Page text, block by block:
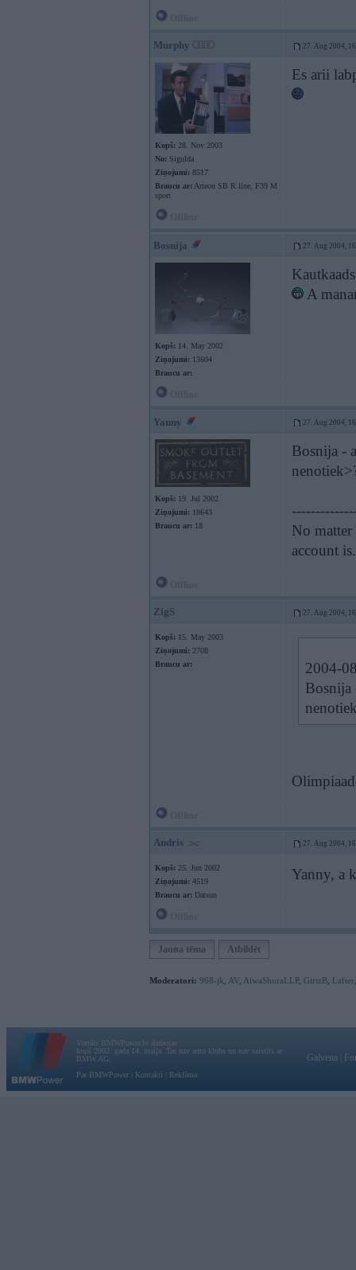
Murphy 27. Aug 2004,
Kopš: 28. Nov 2003
No: Sigulda
Ziņojumi: 8517
Braucu ar: Arteon SB R line, F39 M
sport
Es arii
Bosnija 27. Aug 2004,
Kopš: 14. May 2002
Ziņojumi: 13604
Braucu ar:
A
Yanny 27. Aug 2004,
Kopš: 19. Jul 2002
Ziņojumi: 18643
Braucu ar: 18
Bosnija -
No
account
ZigS 27. Aug 2004,
Kopš: 15. May 2003
Ziņojumi: 2708
Braucu ar:
2004-
Bosnija
Andris 27. Aug 2004,
Kopš: 25. Jun 2002
Ziņojumi: 4519
Braucu ar: Datsun
Yanny, a
Jauna tēma Atbildēt
Moderatori: 968-jk AV AiwaShuraLLP, GirtzB Lafter
Vortāls BMWPower.lv darbojas
kopš 2002. gada 14. maija. Tas nav auto klubs un nav saistīts ar
BMW AG.
Par BMWPower
Kontakti Reklāma
Galvena